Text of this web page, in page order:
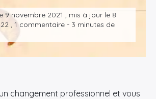
9 novembre 2021 , mis à jour le 8
, 1 commentaire - 3 minutes de
changement professionnel et vous